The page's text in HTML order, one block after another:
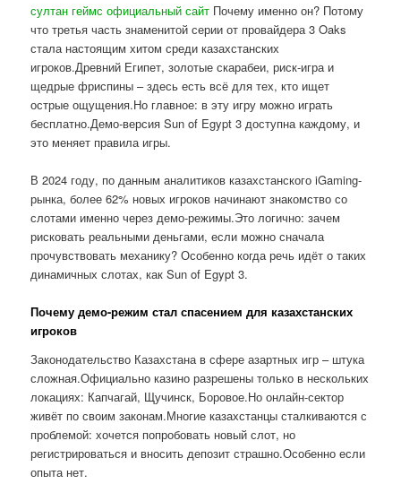
султан геймс официальный сайт Почему именно он? Потому
что третья часть знаменитой серии от провайдера 3 Oaks
стала настоящим хитом среди казахстанских
игроков.Древний Египет, золотые скарабеи, риск-игра и
щедрые фриспины – здесь есть всё для тех, кто ищет
острые ощущения.Но главное: в эту игру можно играть
бесплатно.Демо-версия Sun of Egypt 3 доступна каждому, и
это меняет правила игры.
В 2024 году, по данным аналитиков казахстанского iGaming-
рынка, более 62% новых игроков начинают знакомство со
слотами именно через демо-режимы.Это логично: зачем
рисковать реальными деньгами, если можно сначала
прочувствовать механику? Особенно когда речь идёт о таких
динамичных слотах, как Sun of Egypt 3.
Почему демо-режим стал спасением для казахстанских
игроков
Законодательство Казахстана в сфере азартных игр – штука
сложная.Официально казино разрешены только в нескольких
локациях: Капчагай, Щучинск, Боровое.Но онлайн-сектор
живёт по своим законам.Многие казахстанцы сталкиваются с
проблемой: хочется попробовать новый слот, но
регистрироваться и вносить депозит страшно.Особенно если
опыта нет.